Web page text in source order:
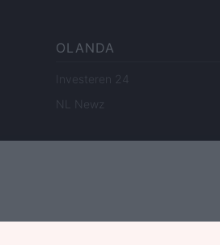
OLANDA
Investeren 24
NL Newz